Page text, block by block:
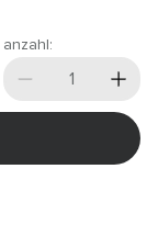
anzahl: